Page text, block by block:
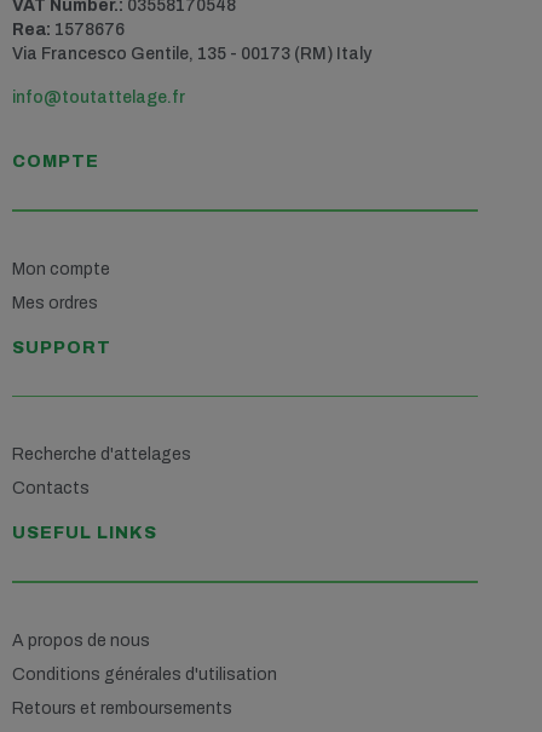
VAT Number.: 03558170548
Rea: 1578676
Via Francesco Gentile, 135 - 00173 (RM) Italy
info@toutattelage.fr
COMPTE
Mon compte
Mes ordres
SUPPORT
Recherche d'attelages
Contacts
USEFUL LINKS
A propos de nous
Conditions générales d'utilisation
Retours et remboursements